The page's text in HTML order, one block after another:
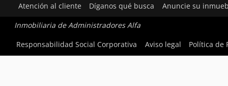
Atención al cliente Díganos qué busca Anuncie su
Inmobiliaria de Administradores Alfa
Responsabilidad Social Corporativa
Aviso legal Política de